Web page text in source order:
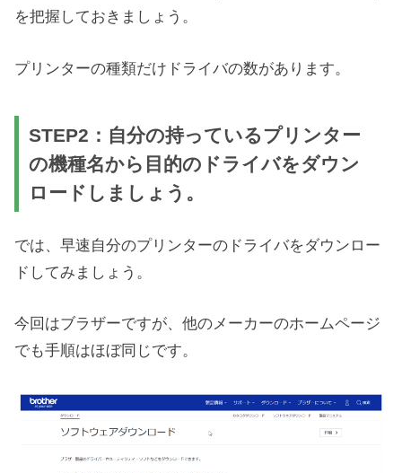
を把握しておきましょう。
プリンターの種類だけドライバの数があります。
STEP2：自分の持っているプリンター
の機種名から目的のドライバをダウン
ロードしましょう。
では、早速自分のプリンターのドライバをダウンロー
ドしてみましょう。
今回はブラザーですが、他のメーカーのホームページ
でも手順はほぼ同じです。